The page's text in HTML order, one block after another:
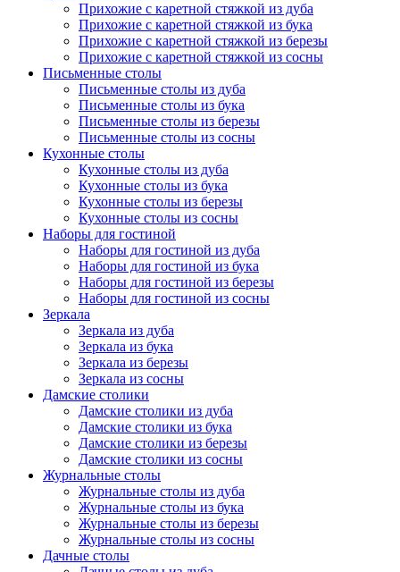
Прихожие с каретной стяжкой из дуба
Прихожие с каретной стяжкой из бука
Прихожие с каретной стяжкой из березы
Прихожие с каретной стяжкой из сосны
Письменные столы
Письменные столы из дуба
Письменные столы из бука
Письменные столы из березы
Письменные столы из сосны
Кухонные столы
Кухонные столы из дуба
Кухонные столы из бука
Кухонные столы из березы
Кухонные столы из сосны
Наборы для гостиной
Наборы для гостиной из дуба
Наборы для гостиной из бука
Наборы для гостиной из березы
Наборы для гостиной из сосны
Зеркала
Зеркала из дуба
Зеркала из бука
Зеркала из березы
Зеркала из сосны
Дамские столики
Дамские столики из дуба
Дамские столики из бука
Дамские столики из березы
Дамские столики из сосны
Журнальные столы
Журнальные столы из дуба
Журнальные столы из бука
Журнальные столы из березы
Журнальные столы из сосны
Дачные столы